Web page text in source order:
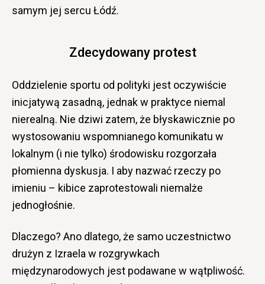
samym jej sercu Łódź.
Zdecydowany protest
Oddzielenie sportu od polityki jest oczywiście
inicjatywą zasadną, jednak w praktyce niemal
nierealną. Nie dziwi zatem, że błyskawicznie po
wystosowaniu wspomnianego komunikatu w
lokalnym (i nie tylko) środowisku rozgorzała
płomienna dyskusja. I aby nazwać rzeczy po
imieniu – kibice zaprotestowali niemalże
jednogłośnie.
Dlaczego? Ano dlatego, że samo uczestnictwo
drużyn z Izraela w rozgrywkach
międzynarodowych jest podawane w wątpliwość.